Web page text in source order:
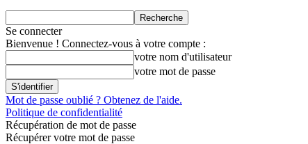
Se connecter
Bienvenue ! Connectez-vous à votre compte :
votre nom d'utilisateur
votre mot de passe
Mot de passe oublié ? Obtenez de l'aide.
Politique de confidentialité
Récupération de mot de passe
Récupérer votre mot de passe